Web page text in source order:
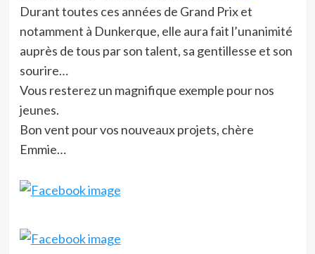
Durant toutes ces années de Grand Prix et
notamment à Dunkerque, elle aura fait l’unanimité
auprès de tous par son talent, sa gentillesse et son
sourire…
Vous resterez un magnifique exemple pour nos
jeunes.
Bon vent pour vos nouveaux projets, chère
Emmie…